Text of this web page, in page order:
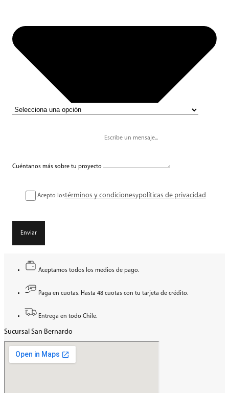
Cuéntanos más sobre tu proyecto
Acepto lostérminos y condicionesypolíticas de privacidad
Enviar
Aceptamos todos los medios de pago.
Paga en cuotas. Hasta 48 cuotas con tu tarjeta de crédito.
Entrega en todo Chile.
Sucursal San Bernardo